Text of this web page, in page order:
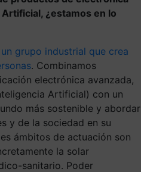
¿estamos en lo
grupo industrial que crea
. Combinamos
electrónica avanzada,
Artificial) con un
más sostenible y abordar
y de la sociedad en su
ámbitos de actuación son
la solar
sanitario. Poder